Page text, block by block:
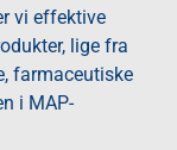
vi effektive
lige fra
farmaceutiske
i MAP-